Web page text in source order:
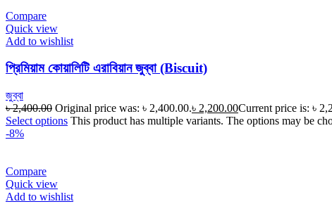
Compare
Quick view
Add to wishlist
প্রিমিয়াম কোয়ালিটি এরাবিয়ান জুব্বা (Biscuit)
জুব্বা
৳2,400.00 Original price was: ৳ 2,400.00.৳ 2,200.00Current price is: ৳
Select options This product has multiple variants. The options may be
-8%
Compare
Quick view
Add to wishlist